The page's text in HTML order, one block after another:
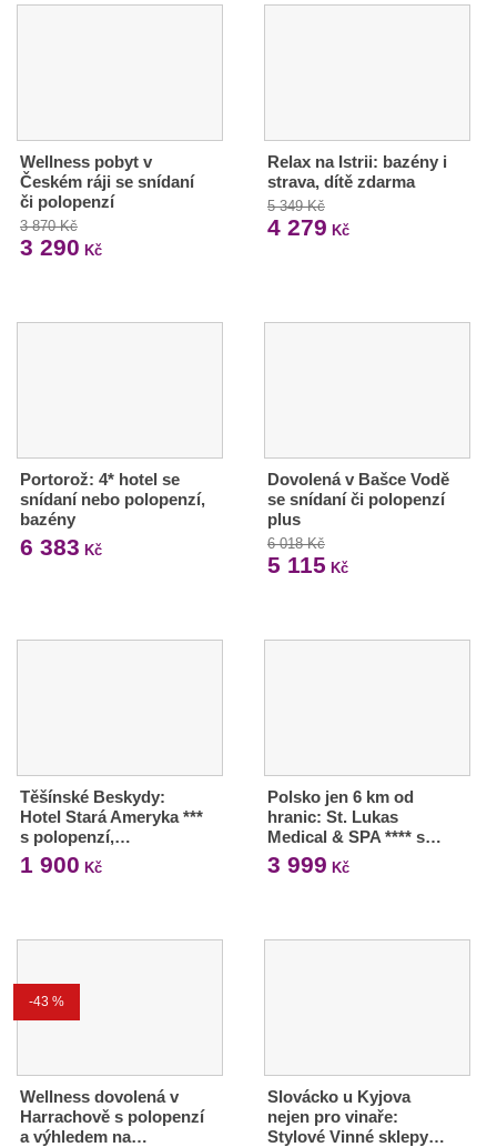
Wellness pobyt v
Českém ráji se snídaní
či polopenzí
3 870 Kč
3 290 Kč
Relax na Istrii: bazény i
strava, dítě zdarma
5 349 Kč
4 279 Kč
Portorož: 4* hotel se
snídaní nebo polopenzí,
bazény
6 383 Kč
Dovolená v Bašce Vodě
se snídaní či polopenzí
plus
6 018 Kč
5 115 Kč
Těšínské Beskydy:
Hotel Stará Ameryka ***
s polopenzí,…
1 900 Kč
Polsko jen 6 km od
hranic: St. Lukas
Medical & SPA **** s…
3 999 Kč
-43 %
Wellness dovolená v
Harrachově s polopenzí
a výhledem na…
Slovácko u Kyjova
nejen pro vinaře:
Stylové Vinné sklepy…